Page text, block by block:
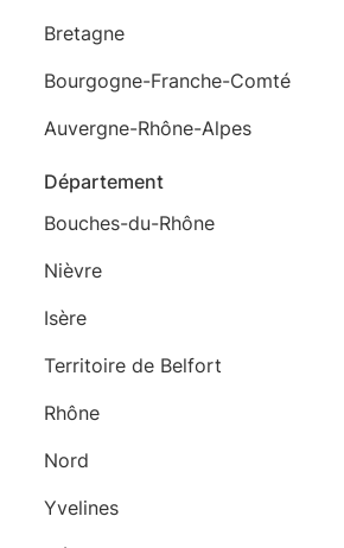
Bretagne
Bourgogne-Franche-Comté
Auvergne-Rhône-Alpes
Département
Bouches-du-Rhône
Nièvre
Isère
Territoire de Belfort
Rhône
Nord
Yvelines